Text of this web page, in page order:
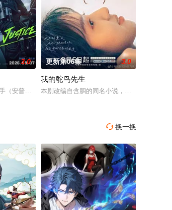
在
实践实现本土设计理念突破的故事。
叫《愛．回家之開心速遞》，「過往的處境劇都是以家
3.0
（安普贤 饰）华丽回归，完美蜕变为成熟专业的刑警，
更新第06集 3.0
我的鸵鸟先生
本剧改编自含胭的同名小说，讲述了邻家女
 换一换